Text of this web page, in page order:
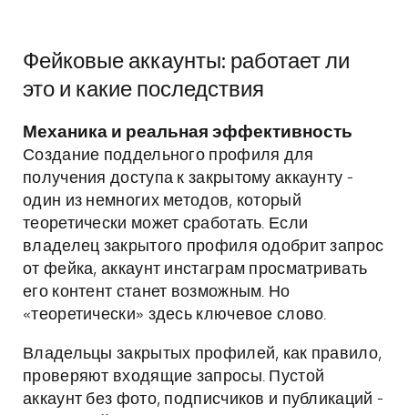
Фейковые аккаунты: работает ли
это и какие последствия
Механика и реальная эффективность
Создание поддельного профиля для
получения доступа к закрытому аккаунту -
один из немногих методов, который
теоретически может сработать. Если
владелец закрытого профиля одобрит запрос
от фейка, аккаунт инстаграм просматривать
его контент станет возможным. Но
«теоретически» здесь ключевое слово.
Владельцы закрытых профилей, как правило,
проверяют входящие запросы. Пустой
аккаунт без фото, подписчиков и публикаций -